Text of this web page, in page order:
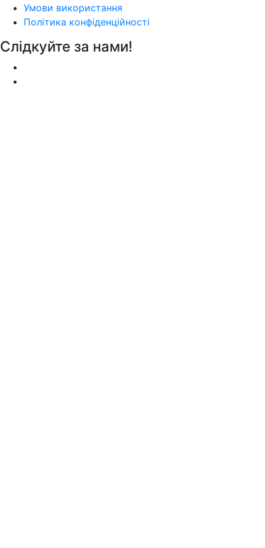
Умови використання
Політика конфіденційності
Слідкуйте за нами!